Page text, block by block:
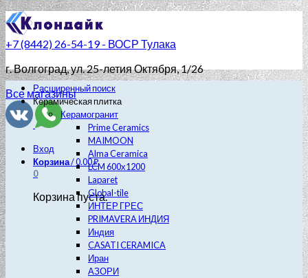
+7 (8442) 26-54-19 - ВОСР Тулака
г. Волгоград, ул. 25-летия Октября, 1/26
Все магазины
Вход
Корзина/0.00₽
0
Корзина пуста.
Расширенный поиск
Керамическая плитка
Керамогранит
Prime Ceramics
MAIMOON
Alma Ceramica
LCM 600х1200
Laparet
Global-tile
ИНТЕР ГРЕС
PRIMAVERA ИНДИЯ
Индия
CASATI CERAMICA
Иран
АЗОРИ